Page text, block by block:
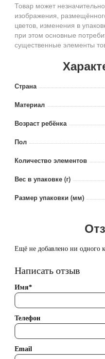
Товар может
изображения,
цветов, изменения в
при этом основные
существенные элементы
Страна
Материал
Возраст ребёнка
Пол
Количество элементов
Вес в упаковке (г)
Размер упаковки (мм)
Ещё не добавлено ни одного
Написать отзыв
Имя*
Телефон
Email